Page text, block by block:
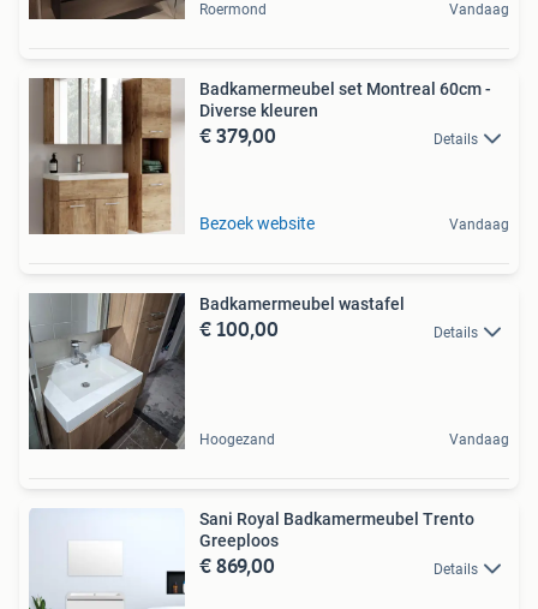
Roermond Vandaag
Badkamermeubel set Montreal 60cm -
Diverse kleuren
€ 379,00 Details
Bezoek website Vandaag
Badkamermeubel wastafel
€ 100,00 Details
Hoogezand Vandaag
Sani Royal Badkamermeubel Trento
Greeploos
€ 869,00 Details